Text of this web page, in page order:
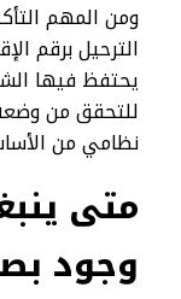
ومن المهم
الترحيل برقم
يحتفظ فيها
للتحقق من
نظامي من
متى
وجود